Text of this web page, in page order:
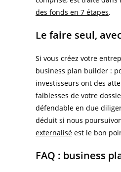
des fonds en 7 étapes.
Le faire seul,
Si vous créez votre
business plan builder :
investisseurs ont des
faiblesses de votre
défendable en due
déduit si nous
externalisé est le bon
FAQ : business